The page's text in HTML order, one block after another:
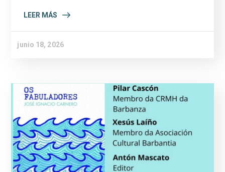
LEER MÁS
junio 18, 2026